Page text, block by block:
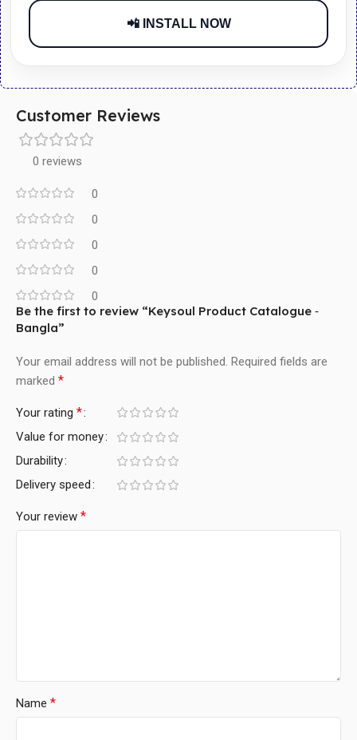
📲 INSTALL NOW
Customer Reviews
0 reviews
0
0
0
0
0
Be the first to review “Keysoul Product Catalogue ‐
Bangla”
Your email address will not be published. Required fields are
marked *
Your rating *
Value for money
Durability
Delivery speed
Your review *
Name *